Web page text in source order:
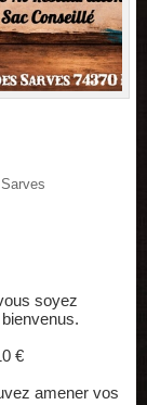
soyez
€
amener vos